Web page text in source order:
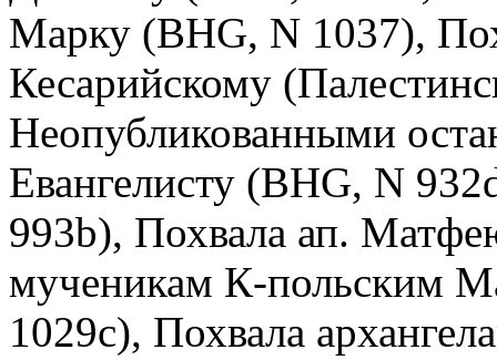
Марку (BHG, N 1037),
Кесарийскому
Неопубликованными
Евангелисту (BHG, N
993b), Похвала ап.
мученикам К-польским
1029c), Похвала